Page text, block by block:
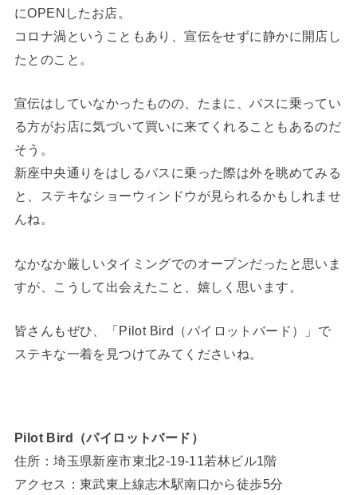
にOPENしたお店。
コロナ渦ということもあり、宣伝をせずに静かに開店し
たとのこと。
宣伝はしていなかったものの、たまに、バスに乗ってい
る方がお店に気づいて買いに来てくれることもあるのだ
そう。
新座中央通りをはしるバスに乗った際は外を眺めてみる
と、ステキなショーウィンドウが見られるかもしれませ
んね。
なかなか厳しいタイミングでのオープンだったと思いま
すが、こうして出会えたこと、嬉しく思います。
皆さんもぜひ、「Pilot Bird（パイロットバード）」で
ステキな一着を見つけてみてくださいね。
Pilot Bird（パイロットバード）
住所：埼玉県新座市東北2-19-11若林ビル1階
アクセス：東武東上線志木駅南口から徒歩5分